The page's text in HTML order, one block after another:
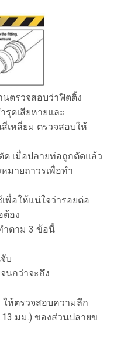
ตรวจสอบว่าฟิตติ้ง
ดเสียหายและ
เหลี่ยม ตรวจสอบให้
เมื่อปลายท่อถูกตัดแล้ว
มายถาวรเพื่อทำ
พื่อให้แน่ใจว่ารอยต่อ
ต้อง
ำตาม 3 ข้อนี้
บ
นกว่าจะถึง
ให้ตรวจสอบความลึก
มม.) ของส่วนปลายข